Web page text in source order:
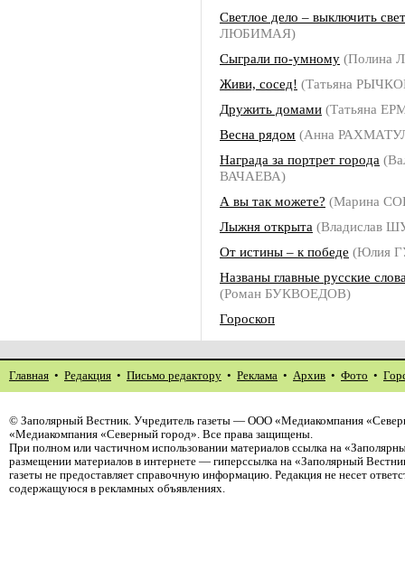
Светлое дело – выключить свет
ЛЮБИМАЯ)
Сыграли по-умному (Полина
Живи, сосед! (Татьяна
Дружить домами (Татьяна
Весна рядом (Анна
Награда за портрет города
ВАЧАЕВА)
А вы так можете? (Марина
Лыжня открыта (Владислав
От истины – к победе (Юлия
Названы главные русские
(Роман БУКВОЕДОВ)
Гороскоп
Главная • Редакция • Письмо редактору • Реклама • Архив • Фото •
© Заполярный Вестник. Учредитель газеты — ООО «Медиакомпания
«Медиакомпания «Северный город». Все права защищены.
При полном или частичном использовании материалов ссылка на
размещении материалов в интернете — гиперссылка на «Заполярный
газеты не предоставляет справочную информацию. Редакция не несет
содержащуюся в рекламных объявлениях.